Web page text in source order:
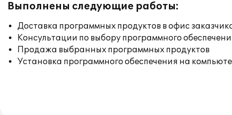
Выполнены следующие работы:
Доставка программных продуктов в офис
Консультации по выбору программного
Продажа выбранных программных продуктов
Установка программного обеспечения на